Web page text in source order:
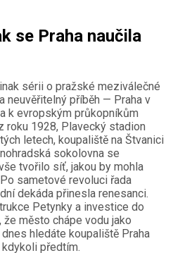
se Praha naučila
sérii o pražské meziválečné
neuvěřitelný příběh — Praha v
k evropským průkopníkům
roku 1928, Plavecký stadion
letech, koupaliště na Štvanici
sokolovna se
tvořilo síť, jakou by mohla
sametové revoluci řada
dekáda přinesla renesanci.
Petynky a investice do
město chápe vodu jako
hledáte koupaliště Praha
předtím.